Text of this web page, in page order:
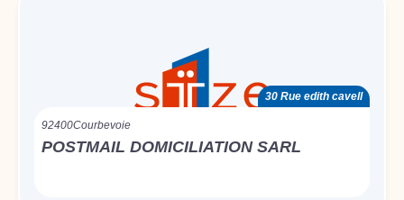
30 Rue edith cavell
92400Courbevoie
POSTMAIL DOMICILIATION SARL